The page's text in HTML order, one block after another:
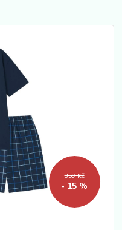
359 Kč
- 15 %